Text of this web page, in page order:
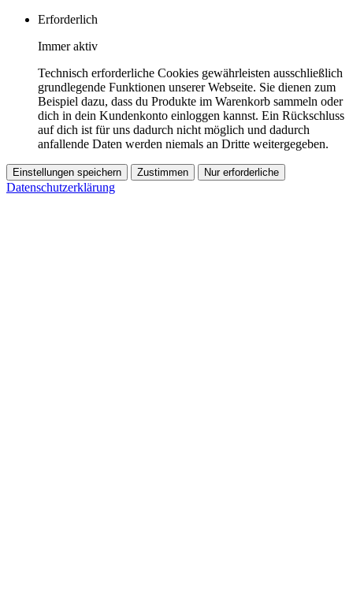
Erforderlich
Immer aktiv
Technisch erforderliche Cookies gewährleisten ausschließlich
grundlegende Funktionen unserer Webseite. Sie dienen zum
Beispiel dazu, dass du Produkte im Warenkorb sammeln oder
dich in dein Kundenkonto einloggen kannst. Ein Rückschluss
auf dich ist für uns dadurch nicht möglich und dadurch
anfallende Daten werden niemals an Dritte weitergegeben.
Einstellungen speichern Zustimmen Nur erforderliche
Datenschutzerklärung